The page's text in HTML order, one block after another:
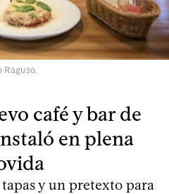
Raguso.
café y bar de
en plena
y un pretexto para